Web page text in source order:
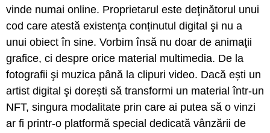
vinde numai online. Proprietarul este deţinătorul unui
cod care atestă existenţa conținutul digital şi nu a
unui obiect în sine. Vorbim însă nu doar de animaţii
grafice, ci despre orice material multimedia. De la
fotografii şi muzica până la clipuri video. Dacă ești un
artist digital şi dorești să transformi un material într-un
NFT, singura modalitate prin care ai putea să o vinzi
ar fi printr-o platformă special dedicată vânzării de